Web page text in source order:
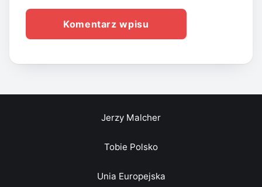
Jerzy Malcher
Tobie Polsko
Unia Europejska